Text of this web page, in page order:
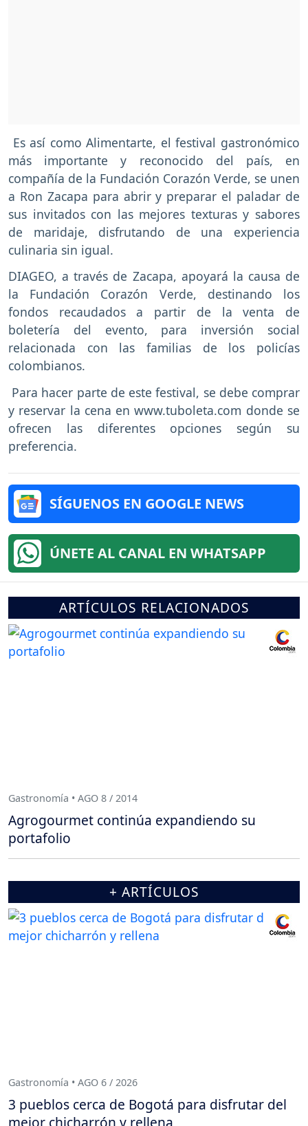
Es así como Alimentarte, el festival gastronómico
más importante y reconocido del país, en
compañía de la Fundación Corazón Verde, se unen
a Ron Zacapa para abrir y preparar el paladar de
sus invitados con las mejores texturas y sabores
de maridaje, disfrutando de una experiencia
culinaria sin igual.
DIAGEO, a través de Zacapa, apoyará la causa de
la Fundación Corazón Verde, destinando los
fondos recaudados a partir de la venta de
boletería del evento, para inversión social
relacionada con las familias de los policías
colombianos.
Para hacer parte de este festival, se debe comprar
y reservar la cena en www.tuboleta.com donde se
ofrecen las diferentes opciones según su
preferencia.
SÍGUENOS EN GOOGLE NEWS
ÚNETE AL CANAL EN WHATSAPP
ARTÍCULOS RELACIONADOS
Gastronomía • AGO 8 / 2014
Agrogourmet continúa expandiendo su
portafolio
+ ARTÍCULOS
Gastronomía • AGO 6 / 2026
3 pueblos cerca de Bogotá para disfrutar del
mejor chicharrón y rellena